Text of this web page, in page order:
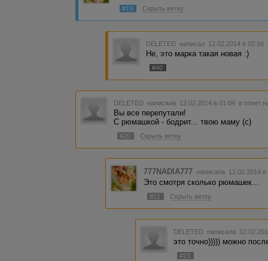
#19 Скрыть ветку
DELETED написал 12.02.2014 в 02:16
Не, это марка такая новая :)
#40
DELETED написала 12.02.2014 в 01:04 в ответ
Вы все перепутали!
С рюмашкой - бодрит... твою маму (с)
#20 Скрыть ветку
777NADIA777 написала 12.02.2014
Это смотря сколько рюмашек...
#21 Скрыть ветку
DELETED написала
это точно))))) можно
#23